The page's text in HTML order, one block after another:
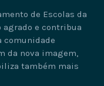
de Escolas da
agrado e contribua
comunidade
da nova imagem,
também mais